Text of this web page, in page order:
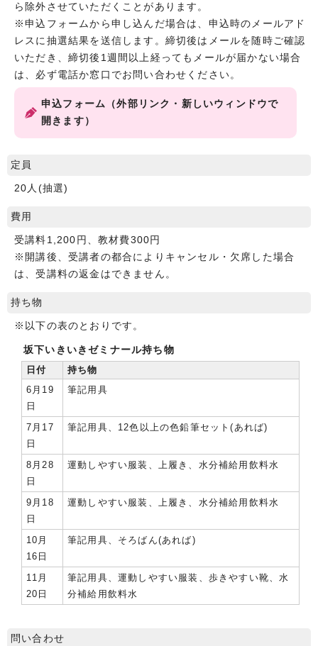
ら除外させていただくことがあります。
※申込フォームから申し込んだ場合は、申込時のメールアド
レスに抽選結果を送信します。締切後はメールを随時ご確認
いただき、締切後1週間以上経ってもメールが届かない場合
は、必ず電話か窓口でお問い合わせください。
申込フォーム（外部リンク・新しいウィンドウで
開きます）
定員
20人(抽選)
費用
受講料1,200円、教材費300円
※開講後、受講者の都合によりキャンセル・欠席した場合
は、受講料の返金はできません。
持ち物
※以下の表のとおりです。
坂下いきいきゼミナール持ち物
日付
持ち物
6月19
日
筆記用具
7月17
日
筆記用具、12色以上の色鉛筆セット(あれば)
8月28
日
運動しやすい服装、上履き、水分補給用飲料水
9月18
日
運動しやすい服装、上履き、水分補給用飲料水
10月
16日
筆記用具、そろばん(あれば)
11月
20日
筆記用具、運動しやすい服装、歩きやすい靴、水
分補給用飲料水
問い合わせ